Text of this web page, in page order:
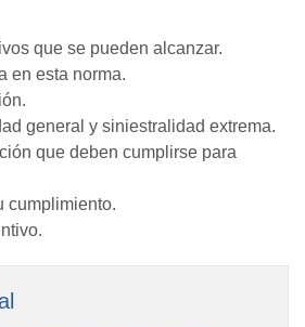
que se pueden alcanzar.
en esta norma.
general y siniestralidad extrema.
que deben cumplirse para
cumplimiento.